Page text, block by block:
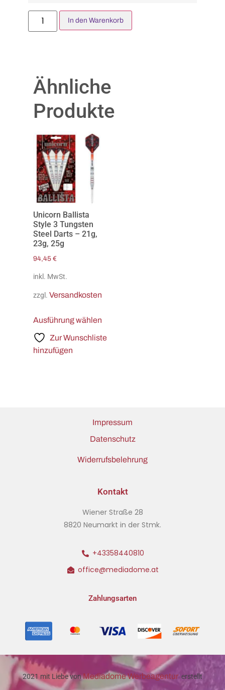
In den Warenkorb
Ähnliche
Produkte
Unicorn Ballista
Style 3 Tungsten
Steel Darts – 21g,
23g, 25g
94,45 €
inkl. MwSt.
zzgl. Versandkosten
Ausführung wählen
Zur Wunschliste
hinzufügen
Impressum
Datenschutz
Widerrufsbelehrung
Kontakt
Wiener Straße 28
8820 Neumarkt in der Stmk.
+43358440810
office@mediadome.at
Zahlungsarten
2021 mit Liebe vonMediadome Werbeagentur erstellt